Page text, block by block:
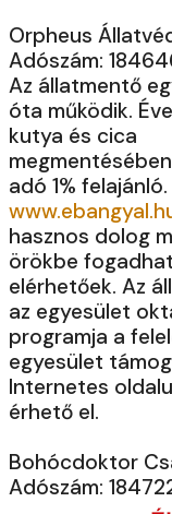
Orpheus
Adószám:
Az állatmentő
óta működik.
kutya és cica
adó 1%
hasznos dolog
örökbe
elérhetőek. Az
az egyesület
programja a
egyesület
Internetes
érhető el.
Bohócdoktor
Adószám: